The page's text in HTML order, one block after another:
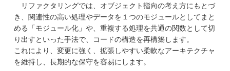
リファクタリングでは、オブジェクト指向の考え方にもとづ
き、関連性の高い処理やデータを１つのモジュールとしてまと
める「モジュール化」や、重複する処理を共通の関数として切
り出すといった手法で、コードの構造を再構築します。
これにより、変更に強く、拡張しやすい柔軟なアーキテクチャ
を維持し、長期的な保守を容易にします。